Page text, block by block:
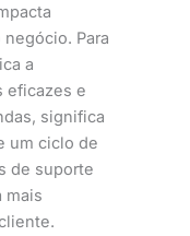
Para
a
eficazes e
significa
um ciclo de
de suporte
mais